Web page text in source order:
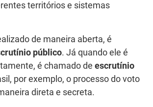
territórios e sistemas
de maneira aberta, é
público. Já quando ele é
é chamado de escrutínio
por exemplo, o processo do voto
direta e secreta.